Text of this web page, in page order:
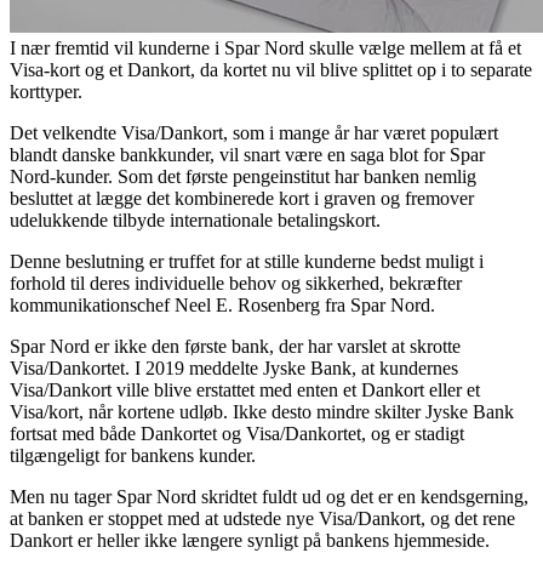
I nær fremtid vil kunderne i Spar Nord skulle vælge mellem at få et
Visa-kort og et Dankort, da kortet nu vil blive splittet op i to separate
korttyper.
Det velkendte Visa/Dankort, som i mange år har været populært
blandt danske bankkunder, vil snart være en saga blot for Spar
Nord-kunder. Som det første pengeinstitut har banken nemlig
besluttet at lægge det kombinerede kort i graven og fremover
udelukkende tilbyde internationale betalingskort.
Denne beslutning er truffet for at stille kunderne bedst muligt i
forhold til deres individuelle behov og sikkerhed, bekræfter
kommunikationschef Neel E. Rosenberg fra Spar Nord.
Spar Nord er ikke den første bank, der har varslet at skrotte
Visa/Dankortet. I 2019 meddelte Jyske Bank, at kundernes
Visa/Dankort ville blive erstattet med enten et Dankort eller et
Visa/kort, når kortene udløb. Ikke desto mindre skilter Jyske Bank
fortsat med både Dankortet og Visa/Dankortet, og er stadigt
tilgængeligt for bankens kunder.
Men nu tager Spar Nord skridtet fuldt ud og det er en kendsgerning,
at banken er stoppet med at udstede nye Visa/Dankort, og det rene
Dankort er heller ikke længere synligt på bankens hjemmeside.